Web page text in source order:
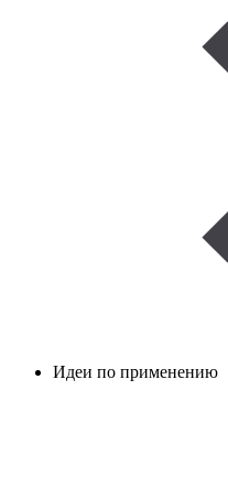
Идеи по применению